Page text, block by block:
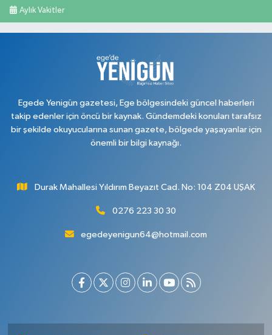
Aylık Vakitler
Egede Yenigün gazetesi, Ege bölgesindeki güncel haberleri
takip edenler için öncü bir kaynak. Gündemdeki konuları tarafsız
bir şekilde okuyucularına sunan gazete, bölgede yaşayanlar için
önemli bir bilgi kaynağı.
Durak Mahallesi Yıldırım Beyazıt Cad. No: 104 Z04 UŞAK
0276 223 30 30
egedeyenigun64@hotmail.com